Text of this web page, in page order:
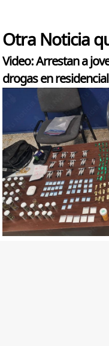
Otra Noticia
Video: Arrestan a
drogas en